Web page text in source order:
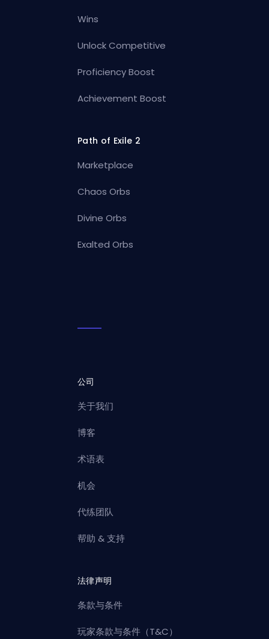
Wins
Unlock Competitive
Proficiency Boost
Achievement Boost
Path of Exile 2
Marketplace
Chaos Orbs
Divine Orbs
Exalted Orbs
公司
关于我们
博客
术语表
机会
代练团队
帮助 & 支持
法律声明
条款与条件
玩家条款与条件（T&C）